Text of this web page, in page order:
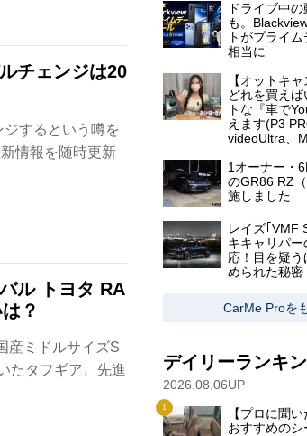
チェンジは20
ジするという噂を
情報を随時更新
ル トヨタ RA
？
産ミドルサイズS
たタフギア、先進
ドライブ中
も。
トがプライ
相当に
【オットキ
どれを買え
トな『車で
えます(P3
videoUltra、
1オーナー・
のGR86 RZ
施しました
レイズ｢VMF
キキャリパ
応！目を疑
められた秘密
CarMe Proを
デイリーランキ
2026.08.06UP
【プロに聞
おすすめの